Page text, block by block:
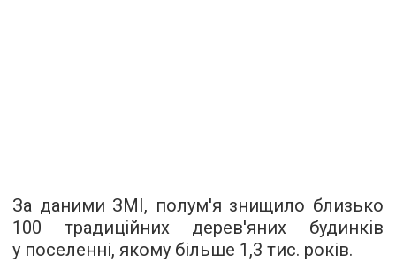
За даними ЗМІ, полум'я знищило близько
100 традиційних дерев'яних будинків
у поселенні, якому більше 1,3 тис. років.